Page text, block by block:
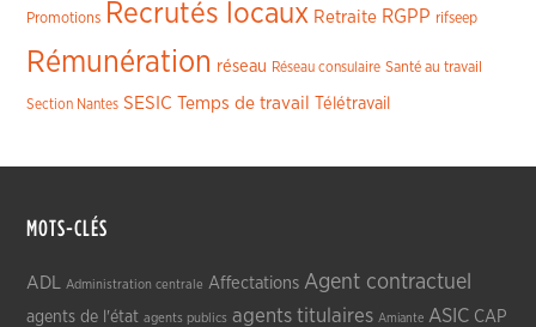
Promotions Recrutés locaux Retraite RGPP rifseep
Rémunération réseau Réseau consulaire Santé au travail
Section Nantes SESIC Temps de travail Télétravail
MOTS-CLÉS
ADL Administration centrale Affectations Agent contractuel
agents de l'état agents publics agents titulaires Amiante ASIC CAP